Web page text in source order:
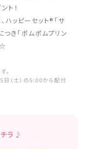
ト！
ハッピーセット®「サ
つき「ポムポムプリン
☆
。
日（土）の5:00から配付
ラ♪